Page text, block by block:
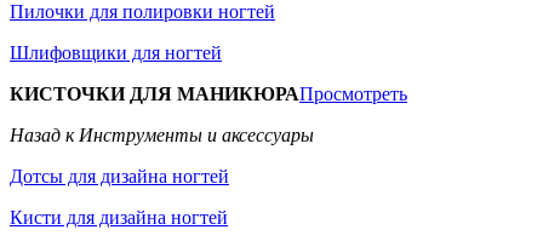
Пилочки для полировки ногтей
Шлифовщики для ногтей
КИСТОЧКИ ДЛЯ МАНИКЮРАПросмотреть
Назад к Инструменты и аксессуары
Дотсы для дизайна ногтей
Кисти для дизайна ногтей